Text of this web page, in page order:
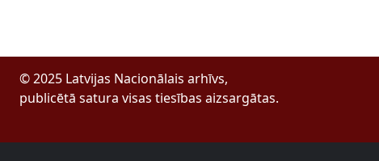
© 2025 Latvijas Nacionālais arhīvs,
publicētā satura visas tiesības aizsargātas.